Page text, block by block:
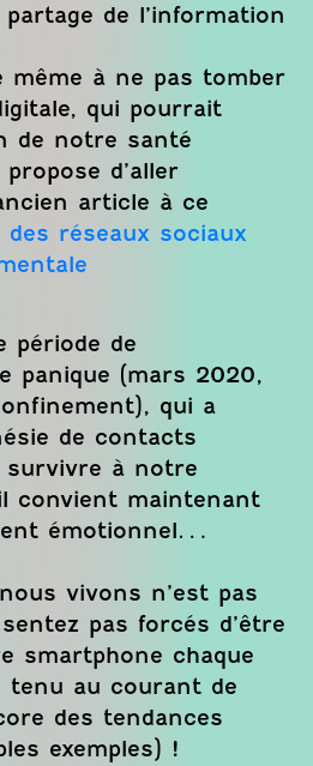
de l’information
à ne pas tomber
qui pourrait
de notre santé
d’aller
article à ce
des réseaux sociaux
période de
panique (mars 2020,
qui a
de contacts
survivre à notre
convient maintenant
émotionnel…
vivons n’est pas
pas forcés d’être
smartphone chaque
au courant de
des tendances
exemples) !